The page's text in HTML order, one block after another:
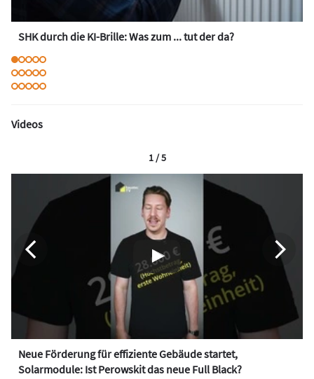
SHK durch die KI-Brille: Was zum ... tut der da?
Videos
Neue Förderung für effiziente Gebäude startet,
Solarmodule: Ist Perowskit das neue Full Black?
1 / 5